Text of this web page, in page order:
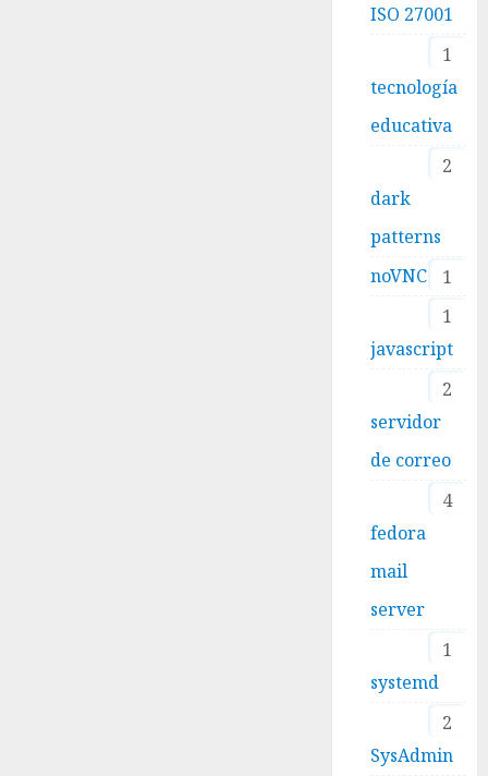
ISO 27001
1
tecnología
educativa
2
dark
patterns
1
noVNC
1
javascript
2
servidor
de correo
4
fedora
mail
server
1
systemd
2
SysAdmin